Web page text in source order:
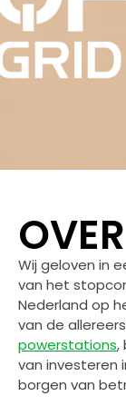
Wij geloven in
van het
Nederland op
van de
powerstations,
van investeren
borgen van